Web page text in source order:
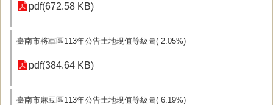
pdf(672.58 KB)
臺南市將軍區113年公告土地現值等級圖( 2.05%)
pdf(384.64 KB)
臺南市麻豆區113年公告土地現值等級圖( 6.19%)